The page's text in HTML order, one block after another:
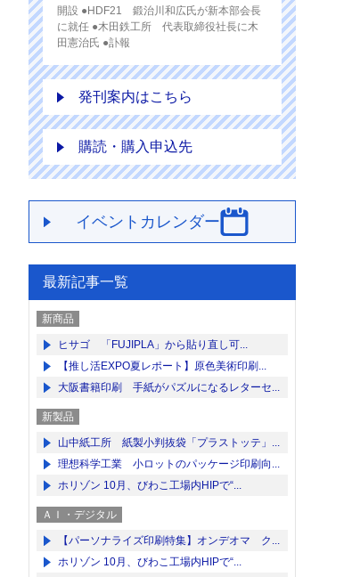
開設 ●HDF21 鍛治川和広氏が新本部会長
に就任 ●木田鉄工所 代表取締役社長に木
田憲治氏 ●訃報
発刊案内はこちら
購読・購入申込先
イベントカレンダー
最新記事一覧
新商品
ヒサゴ 「FUJIPLA」から貼り直し可...
【推し活EXPO夏レポート】原色美術印刷...
大阪書籍印刷 手紙がパズルになるレターセ...
新製品
山中紙工所 紙製小判抜袋「プラストッテ」...
理想科学工業 小ロットのパッケージ印刷向...
ホリゾン 10月、びわこ工場内HIPで“...
ＡＩ・デジタル
【パーソナライズ印刷特集】オンデオマ ク...
ホリゾン 10月、びわこ工場内HIPで“...